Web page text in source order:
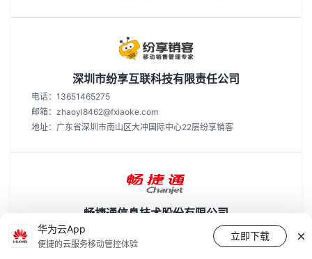
深圳市纷享互联科技有限责任公司
电话：13651465275
邮箱：zhaoyl8462@fxiaoke.com
地址：广东省深圳市南山区大冲国际中心22层纷享销客
畅捷通信息技术股份有限公司
电话：18910888818
邮箱：zhanglianjiang@chanjet.com
华为云App
便捷的云服务移动管控体验
立即下载